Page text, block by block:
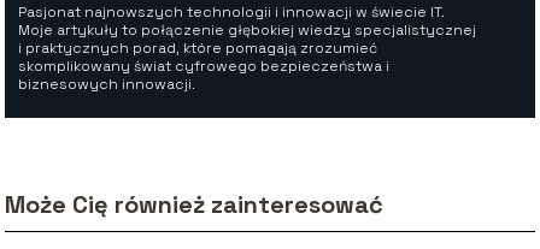
Pasjonat najnowszych technologii i innowacji w świecie IT.
Moje artykuły to połączenie głębokiej wiedzy specjalistycznej
i praktycznych porad, które pomagają zrozumieć
skomplikowany świat cyfrowego bezpieczeństwa i
biznesowych innowacji.
Może Cię również zainteresować